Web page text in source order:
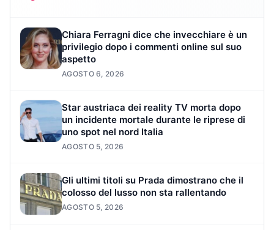
Chiara Ferragni dice che invecchiare è un
privilegio dopo i commenti online sul suo
aspetto
AGOSTO 6, 2026
Star austriaca dei reality TV morta dopo
un incidente mortale durante le riprese di
uno spot nel nord Italia
AGOSTO 5, 2026
Gli ultimi titoli su Prada dimostrano che il
colosso del lusso non sta rallentando
AGOSTO 5, 2026